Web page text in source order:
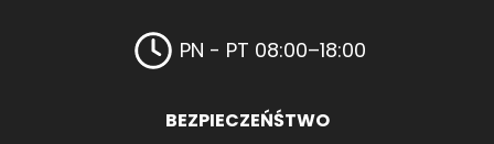
PN - PT 08:00–18:00
BEZPIECZEŃŚTWO